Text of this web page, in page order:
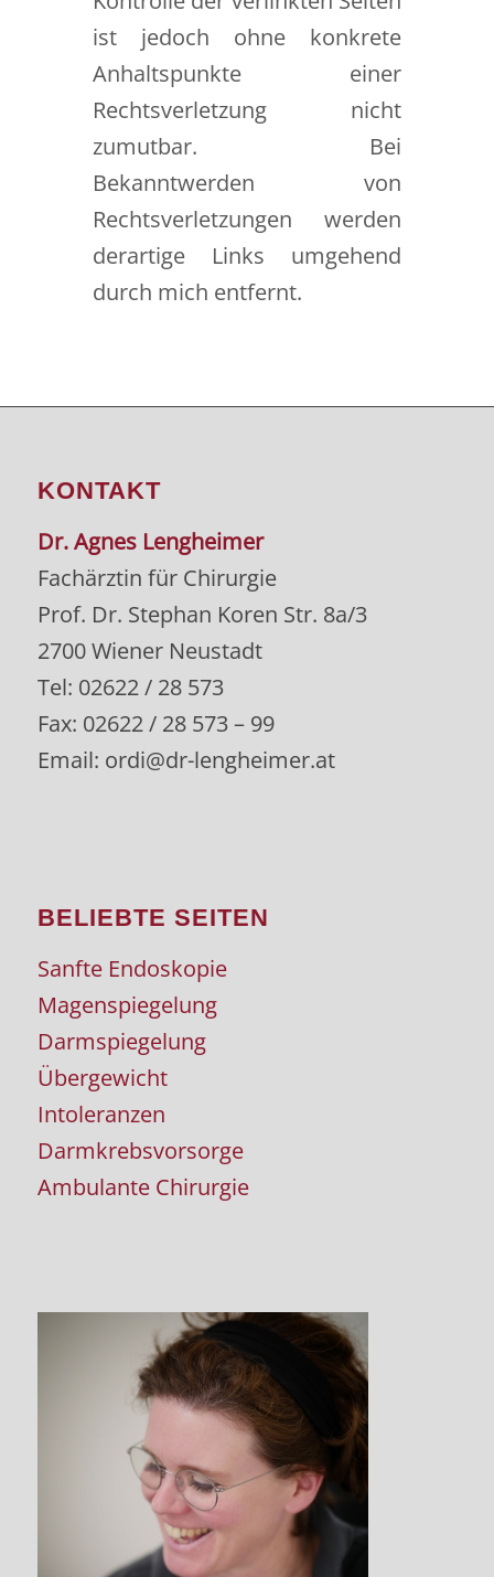
ist jedoch ohne konkrete
Anhaltspunkte einer
Rechtsverletzung nicht
zumutbar. Bei
Bekanntwerden von
Rechtsverletzungen werden
derartige Links umgehend
durch mich entfernt.
KONTAKT
Dr. Agnes Lengheimer
Fachärztin für Chirurgie
Prof. Dr. Stephan Koren Str. 8a/3
2700 Wiener Neustadt
Tel: 02622 / 28 573
Fax: 02622 / 28 573 – 99
Email: ordi@dr-lengheimer.at
BELIEBTE SEITEN
Sanfte Endoskopie
Magenspiegelung
Darmspiegelung
Übergewicht
Intoleranzen
Darmkrebsvorsorge
Ambulante Chirurgie